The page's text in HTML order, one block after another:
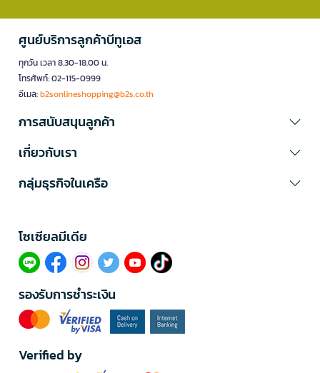
ศูนย์บริการลูกค้าบีทูเอส
ทุกวัน เวลา 8.30-18.00 น.
โทรศัพท์: 02-115-0999
อีเมล:b2sonlineshopping@b2s.co.th
การสนับสนุนลูกค้า
เกี่ยวกับเรา
กลุ่มธุรกิจในเครือ
โซเซียลมีเดีย​
รองรับการชำระเงิน
Verified by